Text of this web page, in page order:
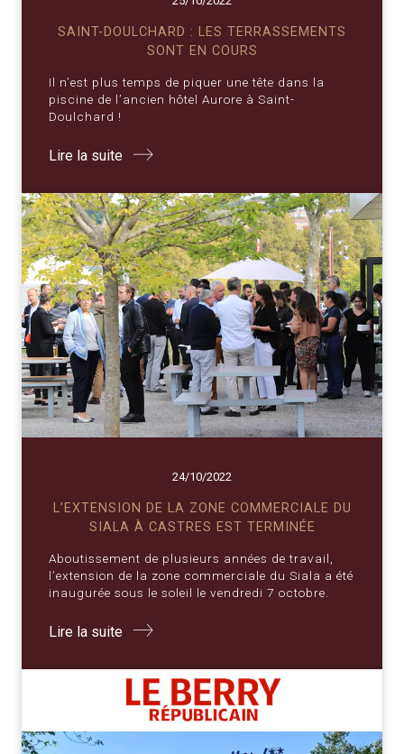
SAINT-DOULCHARD : LES TERRASSEMENTS
SONT EN COURS
Il n’est plus temps de piquer une tête dans la
piscine de l’ancien hôtel Aurore à Saint-
Doulchard !
Lire la suite
24/10/2022
L’EXTENSION DE LA ZONE COMMERCIALE DU
SIALA À CASTRES EST TERMINÉE
Aboutissement de plusieurs années de travail,
l’extension de la zone commerciale du Siala a été
inaugurée sous le soleil le vendredi 7 octobre.
Lire la suite